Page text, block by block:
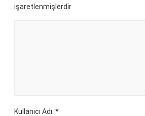
işaretlenmişlerdir
Kullanıcı Adı: *